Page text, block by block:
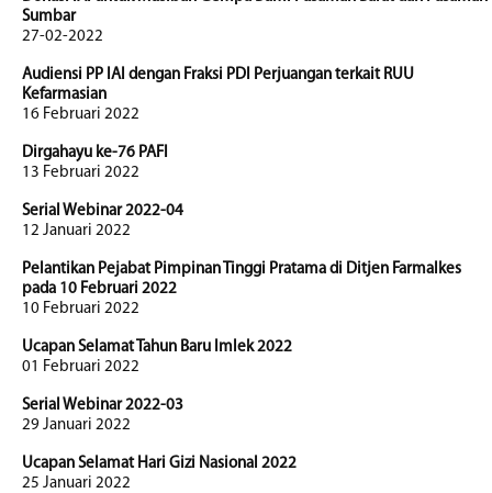
Sumbar
27-02-2022
Audiensi PP IAI dengan Fraksi PDI Perjuangan terkait RUU
Kefarmasian
16 Februari 2022
Dirgahayu ke-76 PAFI
13 Februari 2022
Serial Webinar 2022-04
12 Januari 2022
Pelantikan Pejabat Pimpinan Tinggi Pratama di Ditjen Farmalkes
pada 10 Februari 2022
10 Februari 2022
Ucapan Selamat Tahun Baru Imlek 2022
01 Februari 2022
Serial Webinar 2022-03
29 Januari 2022
Ucapan Selamat Hari Gizi Nasional 2022
25 Januari 2022